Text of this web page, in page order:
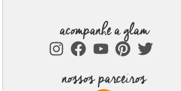
acompanhe a glam
nossos parceiros